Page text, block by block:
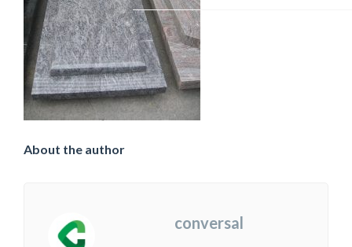
About the author
conversal